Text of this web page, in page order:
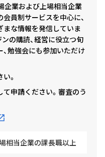
企業および上場相当企業
員制サービスを中心に、
な情報を発信していま
の購読、経営に役立つ旬
勉強会にも参加いただけ
。
申請ください。審査のう
相当企業の課長職以上